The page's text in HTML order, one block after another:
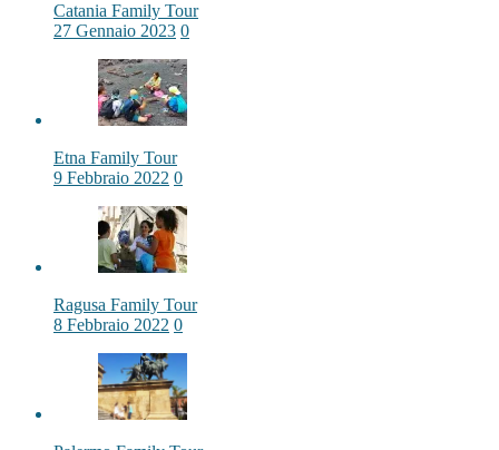
Catania Family Tour
27 Gennaio 2023 0
Etna Family Tour
9 Febbraio 2022 0
Ragusa Family Tour
8 Febbraio 2022 0